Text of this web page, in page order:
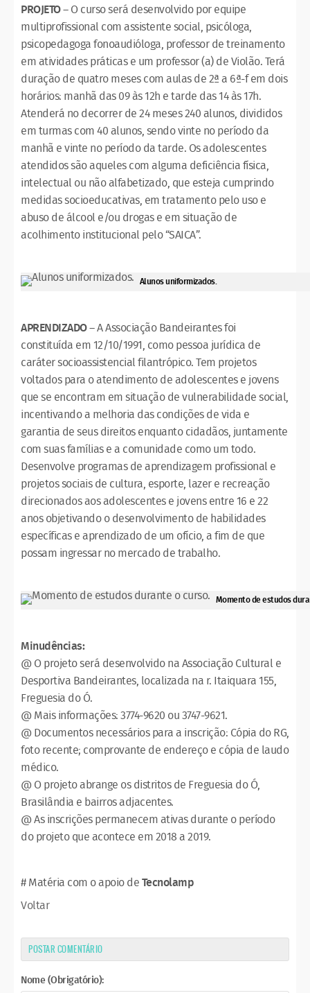
PROJETO– O curso será desenvolvido por equipe
multiprofissional com assistente social, psicóloga,
psicopedagoga fonoaudióloga, professor de treinamento
em atividades práticas e um professor (a) de Violão. Terá
duração de quatro meses com aulas de 2ª a 6ª-f em dois
horários: manhã das 09 às 12h e tarde das 14 às 17h.
Atenderá no decorrer de 24 meses 240 alunos, divididos
em turmas com 40 alunos, sendo vinte no período da
manhã e vinte no período da tarde. Os adolescentes
atendidos são aqueles com alguma deficiência física,
intelectual ou não alfabetizado, que esteja cumprindo
medidas socioeducativas, em tratamento pelo uso e
abuso de álcool e/ou drogas e em situação de
acolhimento institucional pelo “SAICA”.
Alunos uniformizados.
APRENDIZADO– A Associação Bandeirantes foi
constituída em 12/10/1991, como pessoa jurídica de
caráter socioassistencial filantrópico. Tem projetos
voltados para o atendimento de adolescentes e jovens
que se encontram em situação de vulnerabilidade social,
incentivando a melhoria das condições de vida e
garantia de seus direitos enquanto cidadãos, juntamente
com suas famílias e a comunidade como um todo.
Desenvolve programas de aprendizagem profissional e
projetos sociais de cultura, esporte, lazer e recreação
direcionados aos adolescentes e jovens entre 16 e 22
anos objetivando o desenvolvimento de habilidades
específicas e aprendizado de um ofício, a fim de que
possam ingressar no mercado de trabalho.
Momento de estudos
Minudências:
@ O projeto será desenvolvido na Associação Cultural e
Desportiva Bandeirantes, localizada na r. Itaiquara 155,
Freguesia do Ó.
@ Mais informações: 3774-9620 ou 3747-9621.
@ Documentos necessários para a inscrição: Cópia do RG,
foto recente; comprovante de endereço e cópia de laudo
médico.
@ O projeto abrange os distritos de Freguesia do Ó,
Brasilândia e bairros adjacentes.
@ As inscrições permanecem ativas durante o período
do projeto que acontece em 2018 a 2019.
# Matéria com o apoio deTecnolamp
Voltar
POSTAR COMENTÁRIO
Nome (Obrigatório):